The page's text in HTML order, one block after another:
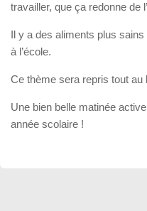
travailler, que ça redonne de
Il y a des aliments plus
à l’école.
Ce thème sera repris tout au
Une bien belle matinée
année scolaire !